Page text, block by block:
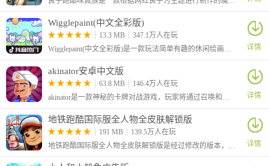
Wigglepaint(中文全彩版)
13.3 MB
347.1万人在玩
Wigglepaint(中文全彩版)是一款玩法简单有趣的休闲绘画涂鸦游戏，本次为大家带来的是中文全彩版本，该版本由B站UP主“角赤pulupo”制作，支持中文还有十六种色彩画笔，让你可以自由绘画涂鸦！
详情
akinator安卓中文版
63.8 MB
146.4万人在玩
akinator是一款神秘的卡牌对战游戏，玩家将通过召唤和组合各种神秘的卡牌来战斗，感兴趣的小伙伴快来试试吧！
详情
地铁跑酷国际服全人物全皮肤解锁版
191 MB
139.5万人在玩
地铁跑酷国际服全人物全皮肤解锁版是经过修改的版本，大家在游戏中可以自由的选择角色，还解锁全部的皮肤，让你可以对角色进行自由的装扮，从而有着更加个性化的效果。
详情